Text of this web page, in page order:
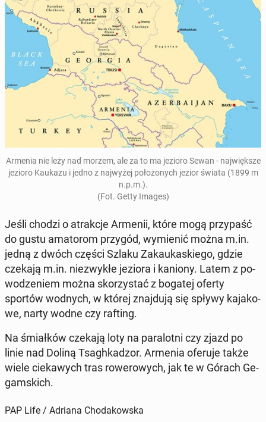
Armenia nie leży nad morzem, ale za to ma jezioro Sewan - naj­więk­sze
jezioro Kaukazu i jedno z naj­wy­żej po­ło­żo­nych jezior świata (1899 m
n.p.m.).
(Fot. Getty Images)
Jeśli chodzi o atrak­cje Armenii, które mogą przy­paść
do gustu ama­to­rom przygód, wy­mie­nić można m.in.
jedną z dwóch części Szlaku Za­kau­ka­skie­go, gdzie
czekają m.in. nie­zwy­kłe jeziora i kaniony. Latem z po­
wo­dze­niem można sko­rzy­stać z bogatej oferty
sportów wodnych, w której znaj­du­ją się spływy ka­ja­ko­
we, narty wodne czy rafting.
Na śmiał­ków czekają loty na pa­ra­lot­ni czy zjazd po
linie nad Doliną Tsa­gh­ka­dzor. Armenia oferuje także
wiele cie­ka­wych tras ro­we­ro­wych, jak te w Górach Ge­
gam­skich.
PAP Life / Adriana Chodakowska